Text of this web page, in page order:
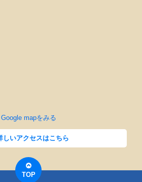
Google mapをみる
しいアクセスはこちら
TOP